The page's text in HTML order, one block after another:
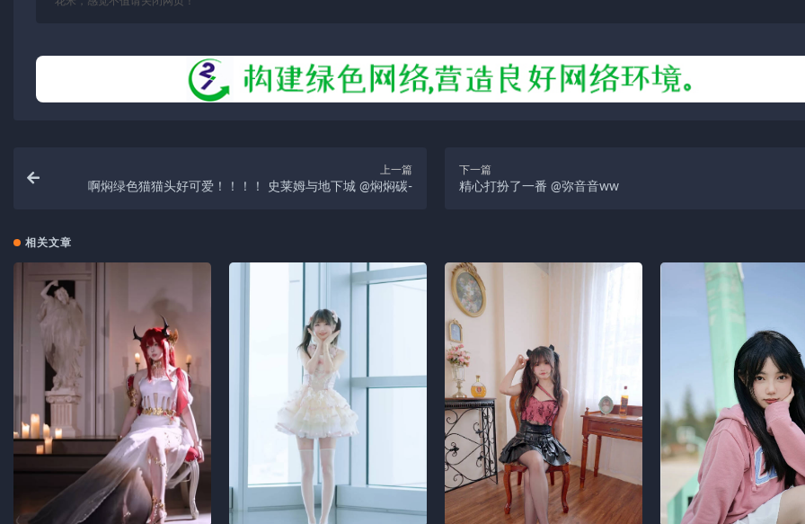
上一篇
啊焖绿色猫猫头好可爱！！！！ 史莱姆与地下城 ​​​@焖焖碳-
下一篇
精心打扮了一番 @弥音音ww
相关文章